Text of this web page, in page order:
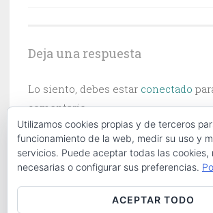
Deja una respuesta
Lo siento, debes estar conectado
comentario.
Utilizamos cookies propias y de terceros
funcionamiento de la web, medir su uso y
servicios. Puede aceptar todas las cookies,
necesarias o configurar sus preferencias.
ACEPTAR TODO